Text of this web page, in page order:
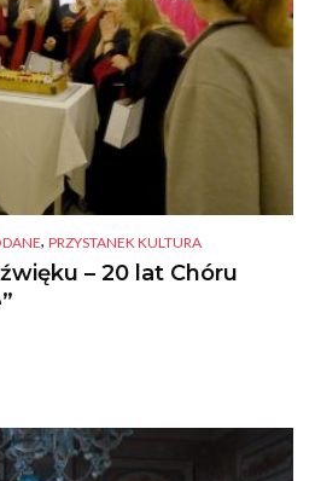
, PRZYSTANEK KULTURA
– 20 lat Chóru